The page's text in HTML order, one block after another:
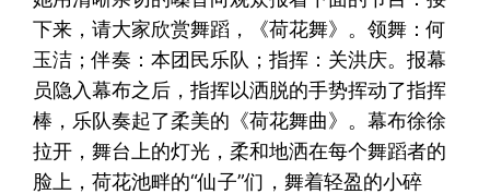
下来，请大家欣赏舞蹈，《荷花舞》。领舞：何
玉洁；伴奏：本团民乐队；指挥：关洪庆。报幕
员隐入幕布之后，指挥以洒脱的手势挥动了指挥
棒，乐队奏起了柔美的《荷花舞曲》。幕布徐徐
拉开，舞台上的灯光，柔和地洒在每个舞蹈者的
脸上，荷花池畔的“仙子”们，舞着轻盈的小碎